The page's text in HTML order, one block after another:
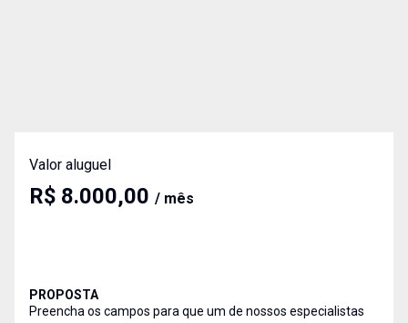
Valor aluguel
R$ 8.000,00 / mês
PROPOSTA
Preencha os campos para que um de nossos especialistas